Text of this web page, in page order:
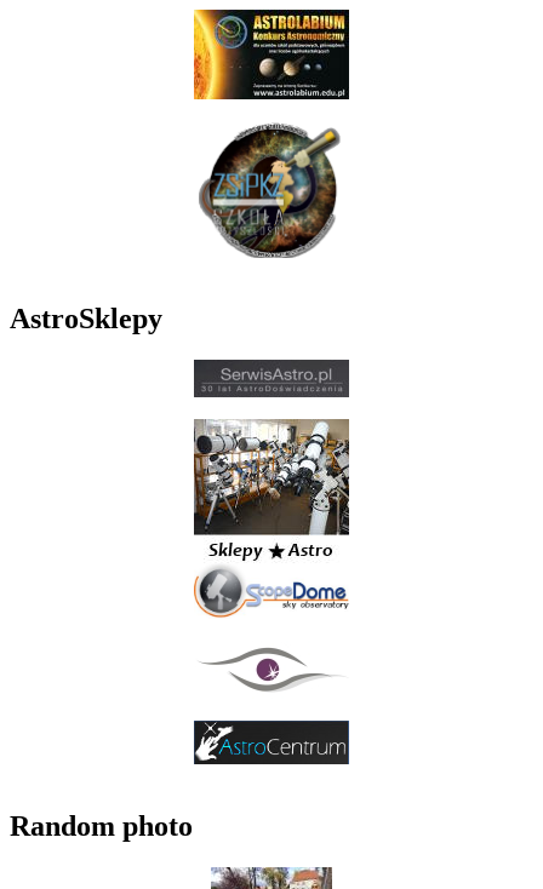
AstroSklepy
Random photo